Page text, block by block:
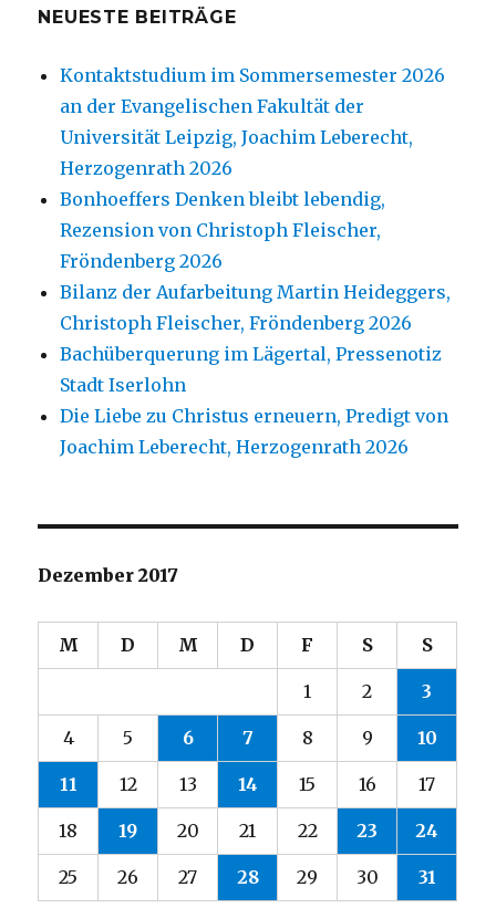
NEUESTE BEITRÄGE
Kontaktstudium im Sommersemester 2026
an der Evangelischen Fakultät der
Universität Leipzig, Joachim Leberecht,
Herzogenrath 2026
Bonhoeffers Denken bleibt lebendig,
Rezension von Christoph Fleischer,
Fröndenberg 2026
Bilanz der Aufarbeitung Martin Heideggers,
Christoph Fleischer, Fröndenberg 2026
Bachüberquerung im Lägertal, Pressenotiz
Stadt Iserlohn
Die Liebe zu Christus erneuern, Predigt von
Joachim Leberecht, Herzogenrath 2026
Dezember 2017
M D M D F S S
1 2 3
4 5 6 7 8 9 10
11 12 13 14 15 16 17
18 19 20 21 22 23 24
25 26 27 28 29 30 31